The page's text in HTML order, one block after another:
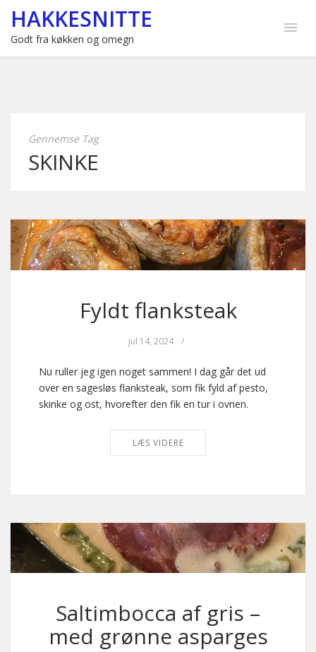
HAKKESNITTE
Godt fra køkken og omegn
Gennemse Tag
SKINKE
Fyldt flanksteak
jul 14, 2024 /
Nu ruller jeg igen noget sammen! I dag går det ud
over en sagesløs flanksteak, som fik fyld af pesto,
skinke og ost, hvorefter den fik en tur i ovnen.
LÆS VIDERE
Saltimbocca af gris –
med grønne asparges